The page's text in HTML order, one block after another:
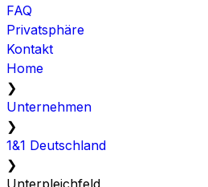
FAQ
Privatsphäre
Kontakt
Home
❯
Unternehmen
❯
1&1 Deutschland
❯
Unterpleichfeld